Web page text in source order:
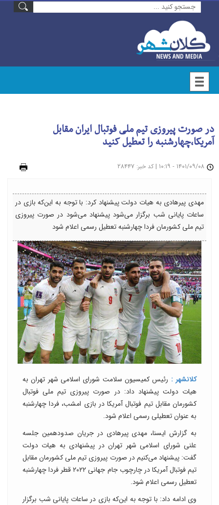
در صورت پیروزی تیم ملی فوتبال ایران مقابل
آمریکا،چهارشنبه را تعطیل کنید
| کد خبر: ۲۸۴۴۷
مهدی پیرهادی به هیات دولت پیشنهاد کرد: با توجه به این‌که بازی در
ساعات پایانی شب برگزار می‌شود پیشنهاد می‌شود در صورت پیروزی
تیم ملی کشورمان فردا چهارشنبه تعطیل رسمی اعلام شود
کلانشهر : رئیس کمیسیون سلامت شورای اسلامی شهر تهران به
هیات دولت پیشنهاد داد: در صورت پیروزی تیم ملی فوتبال
کشورمان مقابل تیم فوتبال آمریکا در بازی امشب، فردا چهارشنبه
به عنوان تعطیلی رسمی اعلام شود.
به گزارش ایسنا، مهدی پیرهادی در جریان صدودهمین جلسه
علنی شورای اسلامی شهر تهران در پیشنهادی به هیات دولت
گفت: پیشنهاد می‌کنیم در صورت پیروزی تیم ملی کشورمان مقابل
تیم فوتبال آمریکا در چارچوب جام جهانی ۲۰۲۲ قطر فردا چهارشنبه
تعطیل رسمی اعلام شود.
وی ادامه داد: با توجه به این‌که بازی در ساعات پایانی شب برگزار